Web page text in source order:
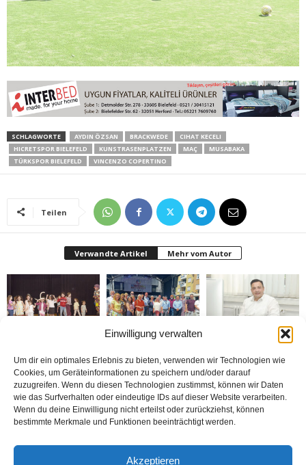
Einwilligung verwalten
Um dir ein optimales Erlebnis zu bieten, verwenden wir Technologien wie
Cookies, um Geräteinformationen zu speichern und/oder darauf
zuzugreifen. Wenn du diesen Technologien zustimmst, können wir Daten
wie das Surfverhalten oder eindeutige IDs auf dieser Website verarbeiten.
Wenn du deine Einwilligung nicht erteilst oder zurückziehst, können
bestimmte Merkmale und Funktionen beeinträchtigt werden.
Akzeptieren
SCHLAGWORTE AYDIN ÖZSAN BRACKWEDE
CIHAT KECELI
HICRETSPOR BIELEFELD
KUNSTRASENPLATZEN MAÇ
MUSABAKA
TÜRKSPOR BIELEFELD
VINCENZO COPERTINO
Teilen
Verwandte Artikel Mehr vom Autor
Festivali yapıldı
Yabancılar Haftası
donduruldu
Bakım Sigortası